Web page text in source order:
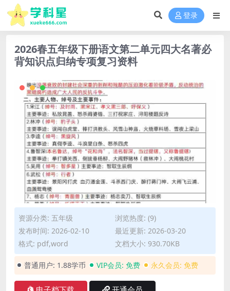
登录
2026春五年级下册语文第二单元四大名著必
背知识点归纳专项复习资料
资源分类: 五年级
浏览热度: (9)
发布时间: 2026-02-10
最近更新: 2026-03-20
格式: pdf,word
文档大小: 930.70KB
普通用户: 1.88学币 VIP会员: 免费 永久会员: 免费